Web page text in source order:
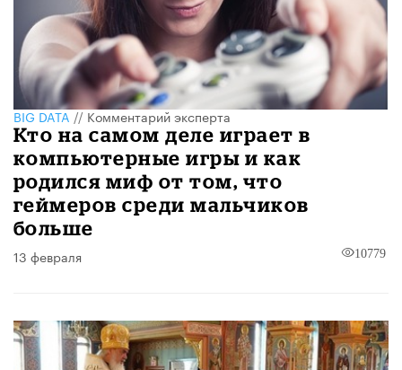
BIG DATA//Комментарий эксперта
Кто на самом деле играет в
компьютерные игры и как
родился миф от том, что
геймеров среди мальчиков
больше
13 февраля 10779